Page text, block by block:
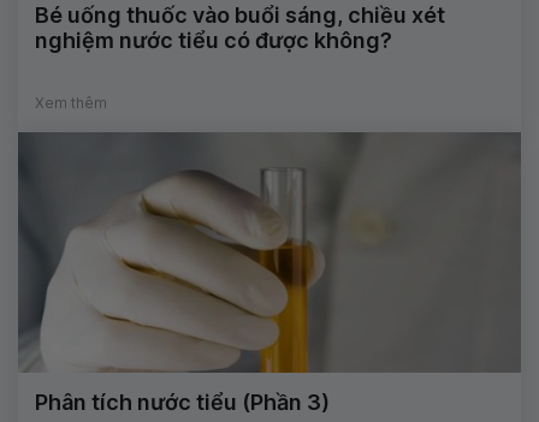
Bé uống thuốc vào buổi sáng, chiều xét
nghiệm nước tiểu có được không?
Xem thêm
Phân tích nước tiểu (Phần 3)